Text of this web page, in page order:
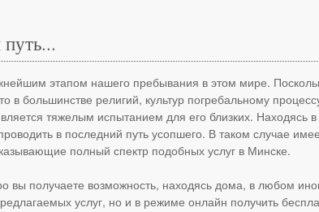
этапом нашего пребывания в этом мире.
в большинстве религий, культур погребальному
тяжелым испытанием для его близких.
в последний путь усопшего. В таком случае
полный спектр подобных услуг в Минске.
получаете возможность, находясь дома, в любом
услуг, но и в режиме онлайн получить